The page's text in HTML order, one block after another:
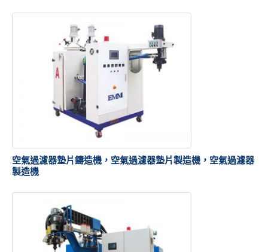
空氣過濾器墊片鑄造機，空氣過濾器墊片製造機，空氣過濾器
製造機